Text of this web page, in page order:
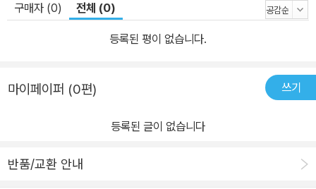
구매자 (0) 전체 (0)
등록된 평이 없습니다.
마이페이퍼 (0편) 쓰기
등록된 글이 없습니다
반품/교환 안내